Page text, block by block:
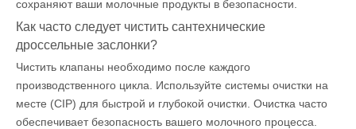
сохраняют ваши молочные продукты в безопасности.
Как часто следует чистить сантехнические
дроссельные заслонки?
Чистить клапаны необходимо после каждого
производственного цикла. Используйте системы очистки на
месте (CIP) для быстрой и глубокой очистки. Очистка часто
обеспечивает безопасность вашего молочного процесса.